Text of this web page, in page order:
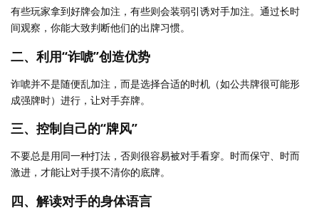
有些玩家拿到好牌会加注，有些则会装弱引诱对手加注。通过长时
间观察，你能大致判断他们的出牌习惯。
二、利用“诈唬”创造优势
诈唬并不是随便乱加注，而是选择合适的时机（如公共牌很可能形
成强牌时）进行，让对手弃牌。
三、控制自己的“牌风”
不要总是用同一种打法，否则很容易被对手看穿。时而保守、时而
激进，才能让对手摸不清你的底牌。
四、解读对手的身体语言